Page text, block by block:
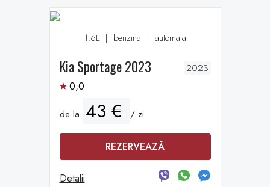
1.6L | benzina | automata
Kia Sportage 2023 2023
0,0
de la 43 € / zi
REZERVEAZĂ
Detalii